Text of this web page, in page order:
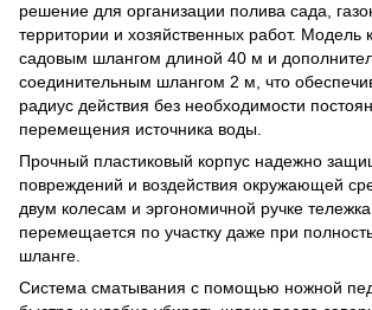
решение для организации полива сада,
территории и хозяйственных работ. Модель
садовым шлангом длиной 40 м и
соединительным шлангом 2 м, что
радиус действия без необходимости
перемещения источника воды.
Прочный пластиковый корпус надежно
повреждений и воздействия окружающей
двум колесам и эргономичной ручке тележка
перемещается по участку даже при
шланге.
Система сматывания с помощью ножной